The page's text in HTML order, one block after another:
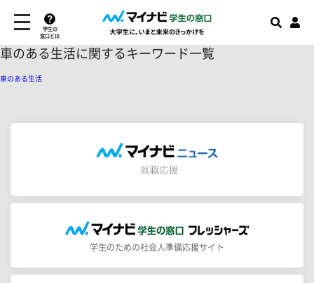
学生の
窓口とは
車のある生活に関するキーワード一覧
車のある生活
学生のための社会人準備応援サイト